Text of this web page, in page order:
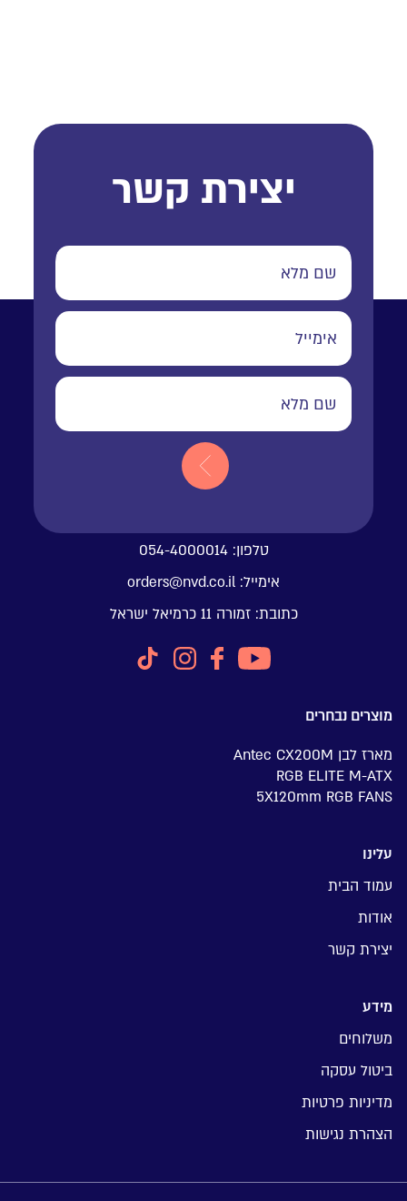
יצירת קשר
טלפון: 054-4000014
אימייל: orders@nvd.co.il
כתובת: זמורה 11 כרמיאל ישראל
מוצרים נבחרים
מארז לבן Antec CX200M
RGB ELITE M-ATX
5X120mm RGB FANS
עלינו
עמוד הבית
אודות
יצירת קשר
מידע
משלוחים
ביטול עסקה
מדיניות פרטיות
הצהרת נגישות